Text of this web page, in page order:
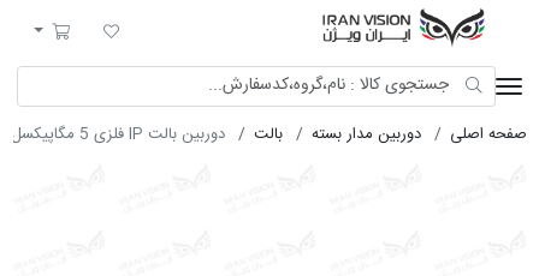
لیست مورد علاقه
سبد خرید
صفحه اصلی دوربین مدار بسته بالت دوربین بالت IP فلزی 5 مگاپیکسل با لنز 2.8 استارلایت شب رنگی میکروفون داخلی